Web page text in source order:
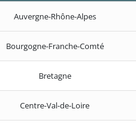
Auvergne-Rhône-Alpes
Bourgogne-Franche-Comté
Bretagne
Centre-Val-de-Loire